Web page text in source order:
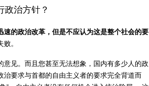
政治方针？
速的政治改革，但是不应认为这是整个社会的要
。
见。而且您甚至无法想象，国内有多少人的政
要求与首都的自由主义者的要求完全背道而